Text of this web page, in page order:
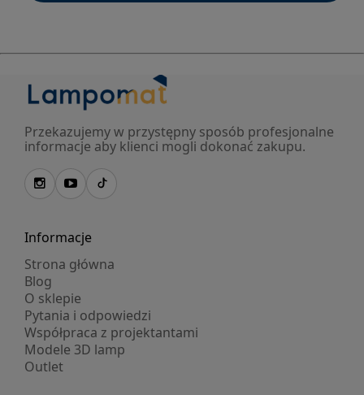
Przekazujemy w przystępny sposób profesjonalne
informacje aby klienci mogli dokonać zakupu.
Informacje
Strona główna
Blog
O sklepie
Pytania i odpowiedzi
Współpraca z projektantami
Modele 3D lamp
Outlet